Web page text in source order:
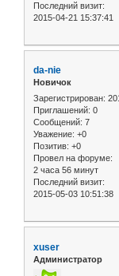
Последний визит:
2015-04-21 15:37:41
da-nie
Новичок
Зарегистрирован:
Приглашений: 0
Сообщений: 7
Уважение: +0
Позитив: +0
Провел на форуме:
2 часа 56 минут
Последний визит:
2015-05-03 10:51:38
xuser
Администратор